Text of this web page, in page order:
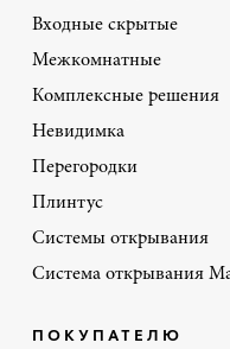
Входные скрытые
Межкомнатные
Комплексные решения
Невидимка
Перегородки
Плинтус
Системы открывания
Система открывания
ПОКУПАТЕЛЮ